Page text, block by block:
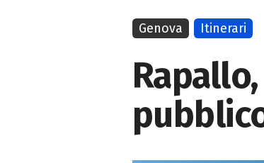
Genova Itinerari